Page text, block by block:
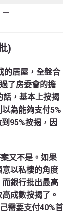
—
)
的居屋，全盤合
了房委會的擔
話，基本上按揭
為能夠支付5%
95%按揭，因
又不是。如果
意以私樓的角度
銀行批出最高
成數按揭了。
需要支付40%首